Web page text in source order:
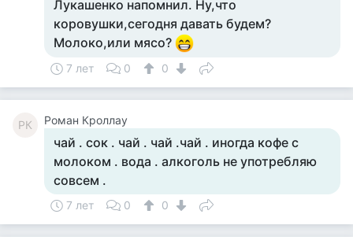
Лукашенко напомнил. Ну,что
коровушки,сегодня давать будем?
Молоко,или мясо?
7 лет 0 0
РК Роман Кроллау
чай . сок . чай . чай .чай . иногда кофе с
молоком . вода . алкоголь не употребляю
совсем .
7 лет 0 0